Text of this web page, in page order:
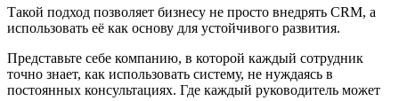
Такой подход позволяет бизнесу не просто внедрять CRM, а
использовать её как основу для устойчивого развития.
Представьте себе компанию, в которой каждый сотрудник
точно знает, как использовать систему, не нуждаясь в
постоянных консультациях. Где каждый руководитель может